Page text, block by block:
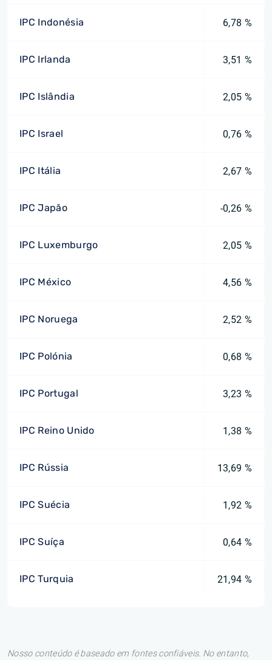
IPC Indonésia 6,78 %
IPC Irlanda 3,51 %
IPC Islândia 2,05 %
IPC Israel 0,76 %
IPC Itália 2,67 %
IPC Japão -0,26 %
IPC Luxemburgo 2,05 %
IPC México 4,56 %
IPC Noruega 2,52 %
IPC Polónia 0,68 %
IPC Portugal 3,23 %
IPC Reino Unido 1,38 %
IPC Rússia 13,69 %
IPC Suécia 1,92 %
IPC Suíça 0,64 %
IPC Turquia 21,94 %
Nosso conteúdo é baseado em fontes confiáveis. No entanto,